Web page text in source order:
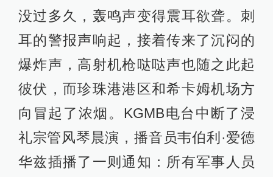
没过多久，轰鸣声变得震耳欲聋。刺
耳的警报声响起，接着传来了沉闷的
爆炸声，高射机枪哒哒声也随之此起
彼伏，而珍珠港港区和希卡姆机场方
向冒起了浓烟。KGMB电台中断了浸
礼宗管风琴晨演，播音员韦伯利·爱德
华兹插播了一则通知：所有军事人员